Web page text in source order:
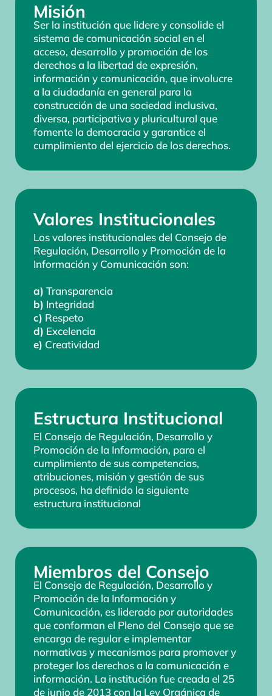
Misión
Ser la institución que lidere y consolide el
sistema de comunicación social en el
acceso, desarrollo y promoción de los
derechos a la libertad de expresión,
información y comunicación, que involucre
a la ciudadanía en general para la
construcción de una sociedad inclusiva,
diversa, participativa y pluricultural que
fomente la democracia y garantice el
cumplimiento del ejercicio de los derechos.
Valores Institucionales
Los valores institucionales del Consejo de
Regulación, Desarrollo y Promoción de la
Información y Comunicación son:
a) Transparencia
b) Integridad
c) Respeto
d) Excelencia
e) Creatividad
Estructura Institucional
El Consejo de Regulación, Desarrollo y
Promoción de la Información, para el
cumplimiento de sus competencias,
atribuciones, misión y gestión de sus
procesos, ha definido la siguiente
estructura institucional
Miembros del Consejo
El Consejo de Regulación, Desarrollo y
Promoción de la Información y
Comunicación, es liderado por autoridades
que conforman el Pleno del Consejo que se
encarga de regular e implementar
normativas y mecanismos para promover y
proteger los derechos a la comunicación e
información. La institución fue creada el 25
de junio de 2013 con la Ley Orgánica de